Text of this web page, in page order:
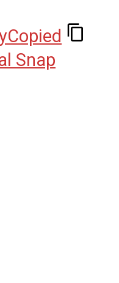
Copied
Snap